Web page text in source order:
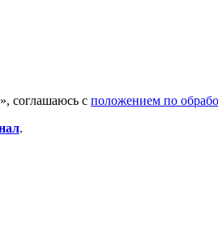
соглашаюсь с положением по
.